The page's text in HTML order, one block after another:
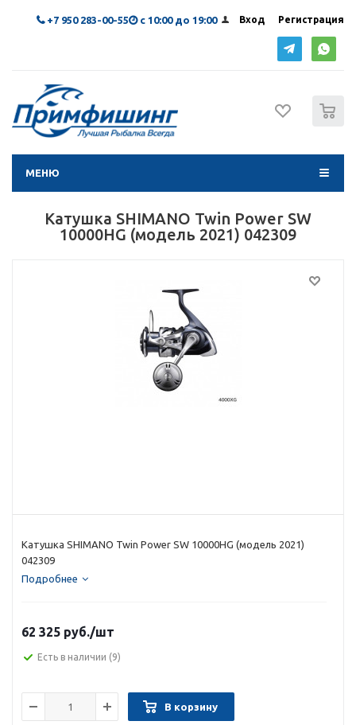
Вход Регистрация
+7 950 283-00-55 с 10:00 до 19:00
МЕНЮ
Катушка SHIMANO Twin Power SW
10000HG (модель 2021) 042309
Катушка SHIMANO Twin Power SW 10000HG (модель 2021)
042309
Подробнее
62 325 руб./шт
Есть в наличии (9)
В корзину